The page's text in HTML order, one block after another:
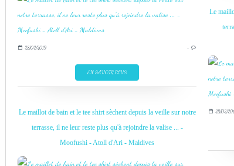
28/02/2019 …
EN SAVOIR PLUS
Le
28/02/
Le maillot de bain et le tee shirt sèchent depuis la veille sur notre
terrasse, il ne leur reste plus qu'à rejoindre la valise ... -
Moofushi - Atoll d'Ari - Maldives